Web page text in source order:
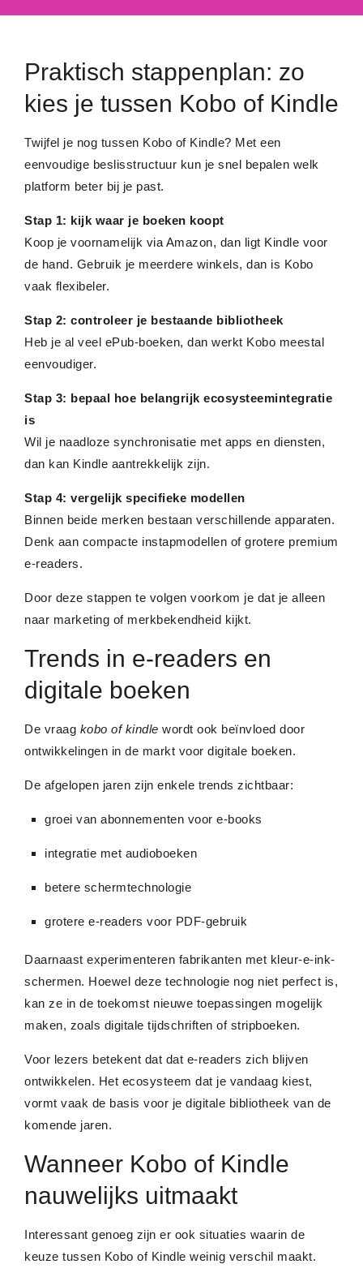
Praktisch stappenplan: zo
kies je tussen Kobo of Kindle
Twijfel je nog tussen Kobo of Kindle? Met een
eenvoudige beslisstructuur kun je snel bepalen welk
platform beter bij je past.
Stap 1: kijk waar je boeken koopt
Koop je voornamelijk via Amazon, dan ligt Kindle voor
de hand. Gebruik je meerdere winkels, dan is Kobo
vaak flexibeler.
Stap 2: controleer je bestaande bibliotheek
Heb je al veel ePub-boeken, dan werkt Kobo meestal
eenvoudiger.
Stap 3: bepaal hoe belangrijk ecosysteemintegratie
is
Wil je naadloze synchronisatie met apps en diensten,
dan kan Kindle aantrekkelijk zijn.
Stap 4: vergelijk specifieke modellen
Binnen beide merken bestaan verschillende apparaten.
Denk aan compacte instapmodellen of grotere premium
e-readers.
Door deze stappen te volgen voorkom je dat je alleen
naar marketing of merkbekendheid kijkt.
Trends in e-readers en
digitale boeken
De vraag kobo of kindle wordt ook beïnvloed door
ontwikkelingen in de markt voor digitale boeken.
De afgelopen jaren zijn enkele trends zichtbaar:
groei van abonnementen voor e-books
integratie met audioboeken
betere schermtechnologie
grotere e-readers voor PDF-gebruik
Daarnaast experimenteren fabrikanten met kleur-e-ink-
schermen. Hoewel deze technologie nog niet perfect is,
kan ze in de toekomst nieuwe toepassingen mogelijk
maken, zoals digitale tijdschriften of stripboeken.
Voor lezers betekent dat dat e-readers zich blijven
ontwikkelen. Het ecosysteem dat je vandaag kiest,
vormt vaak de basis voor je digitale bibliotheek van de
komende jaren.
Wanneer Kobo of Kindle
nauwelijks uitmaakt
Interessant genoeg zijn er ook situaties waarin de
keuze tussen Kobo of Kindle weinig verschil maakt.